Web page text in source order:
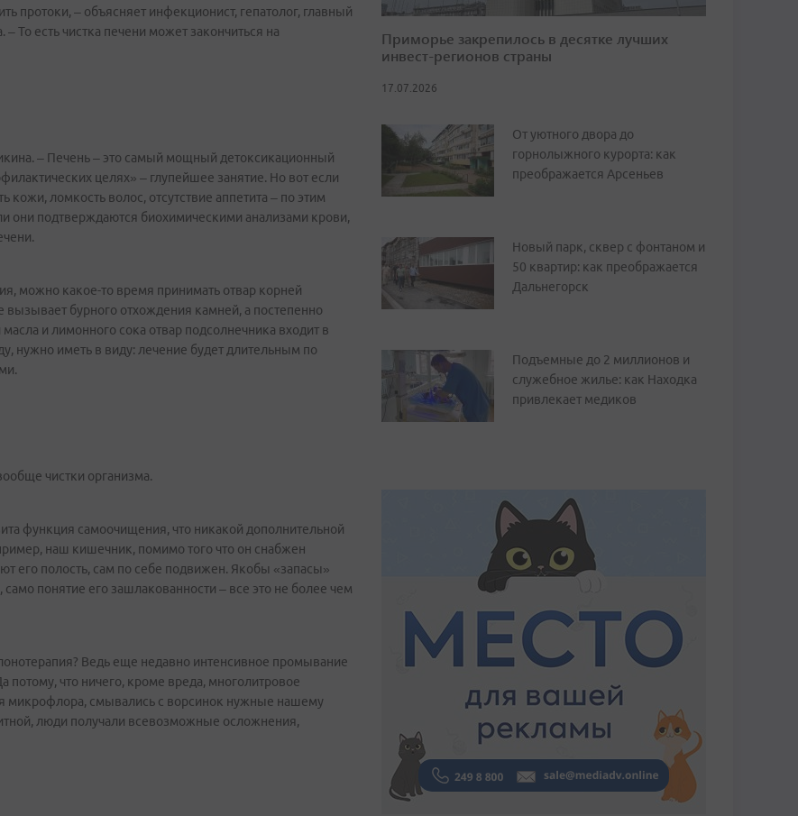
протоки, – объясняет инфекционист, гепатолог, главный
То есть чистка печени может закончиться на
– Печень – это самый мощный детоксикационный
целях» – глупейшее занятие. Но вот если
ломкость волос, отсутствие аппетита – по этим
они подтверждаются биохимическими анализами крови,
можно какое-то время принимать отвар корней
бурного отхождения камней, а постепенно
и лимонного сока отвар подсолнечника входит в
нужно иметь в виду: лечение будет длительным по
чистки организма.
функция самоочищения, что никакой дополнительной
наш кишечник, помимо того что он снабжен
его полость, сам по себе подвижен. Якобы «запасы»
понятие его зашлакованности – все это не более чем
Ведь еще недавно интенсивное промывание
что ничего, кроме вреда, многолитровое
микрофлора, смывались с ворсинок нужные нашему
люди получали всевозможные осложнения,
Приморье закрепилось в десятке лучших
инвест-регионов страны
17.07.2026
От уютного двора до
горнолыжного курорта: как
преображается Арсеньев
Новый парк, сквер с фонтаном и
50 квартир: как преображается
Дальнегорск
Подъемные до 2 миллионов и
служебное жилье: как Находка
привлекает медиков